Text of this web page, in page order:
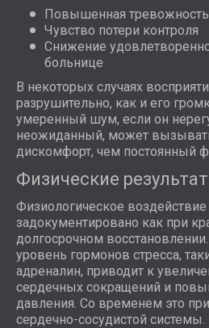
Повышенная тревожность
Чувство потери контроля
Снижение
больнице
В некоторых случаях
разрушительно, как и его
умеренный шум, если он
неожиданный, может
дискомфорт, чем постоянный
Физические
Физиологическое
задокументировано как при
долгосрочном
уровень гормонов стресса,
адреналин, приводит к
сердечных сокращений и
давления. Со временем это
сердечно-сосудистой системы.